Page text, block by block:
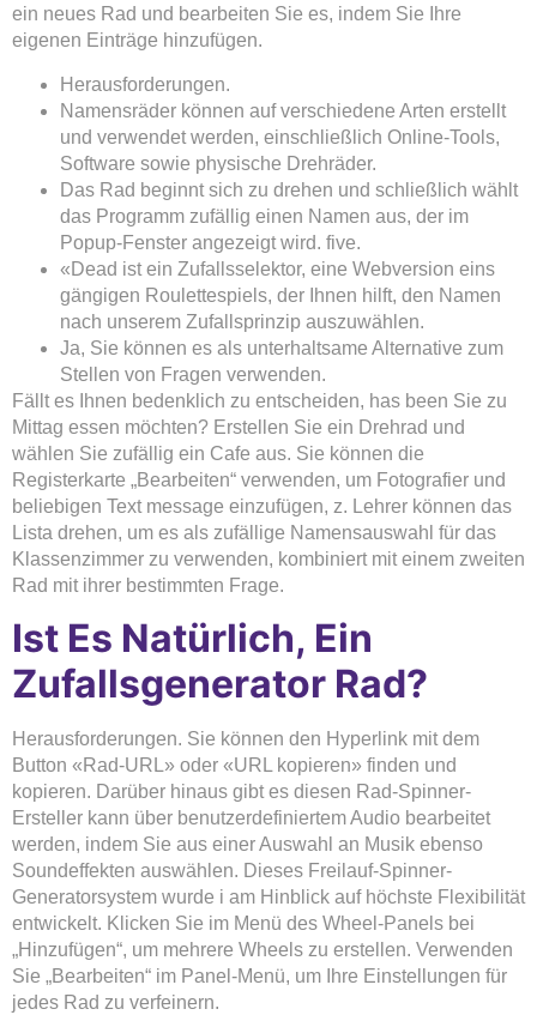
ein neues Rad und bearbeiten Sie es, indem Sie Ihre
eigenen Einträge hinzufügen.
Herausforderungen.
Namensräder können auf verschiedene Arten erstellt
und verwendet werden, einschließlich Online-Tools,
Software sowie physische Drehräder.
Das Rad beginnt sich zu drehen und schließlich wählt
das Programm zufällig einen Namen aus, der im
Popup-Fenster angezeigt wird. five.
«Dead ist ein Zufallsselektor, eine Webversion eins
gängigen Roulettespiels, der Ihnen hilft, den Namen
nach unserem Zufallsprinzip auszuwählen.
Ja, Sie können es als unterhaltsame Alternative zum
Stellen von Fragen verwenden.
Fällt es Ihnen bedenklich zu entscheiden, has been Sie zu
Mittag essen möchten? Erstellen Sie ein Drehrad und
wählen Sie zufällig ein Cafe aus. Sie können die
Registerkarte „Bearbeiten“ verwenden, um Fotografier und
beliebigen Text message einzufügen, z. Lehrer können das
Lista drehen, um es als zufällige Namensauswahl für das
Klassenzimmer zu verwenden, kombiniert mit einem zweiten
Rad mit ihrer bestimmten Frage.
Ist Es Natürlich, Ein
Zufallsgenerator Rad?
Herausforderungen. Sie können den Hyperlink mit dem
Button «Rad-URL» oder «URL kopieren» finden und
kopieren. Darüber hinaus gibt es diesen Rad-Spinner-
Ersteller kann über benutzerdefiniertem Audio bearbeitet
werden, indem Sie aus einer Auswahl an Musik ebenso
Soundeffekten auswählen. Dieses Freilauf-Spinner-
Generatorsystem wurde i am Hinblick auf höchste Flexibilität
entwickelt. Klicken Sie im Menü des Wheel-Panels bei
„Hinzufügen“, um mehrere Wheels zu erstellen. Verwenden
Sie „Bearbeiten“ im Panel-Menü, um Ihre Einstellungen für
jedes Rad zu verfeinern.